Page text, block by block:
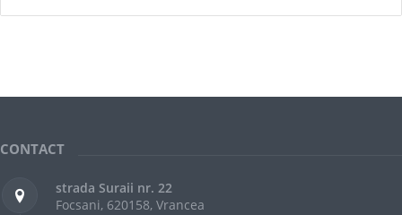
CONTACT
strada Suraii nr. 22
Focsani, 620158, Vrancea